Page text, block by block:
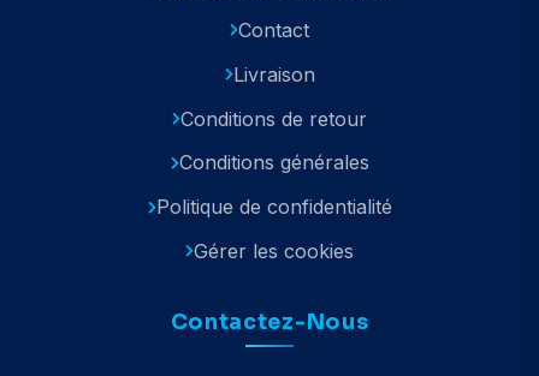
Contact
Livraison
Conditions de retour
Conditions générales
Politique de confidentialité
Gérer les cookies
Contactez-Nous